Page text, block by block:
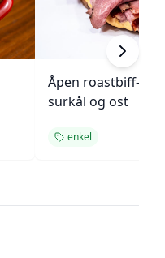
Åpen roastbiff-
surkål og ost
enkel